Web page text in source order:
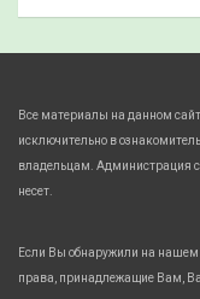
Все материалы на данном
исключительно в
владельцам. Администрация
несет.
Если Вы обнаружили на
права, принадлежащие Вам,